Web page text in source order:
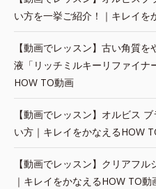
い方を一挙ご紹介！｜キレイを
【動画でレッスン】古い角質
液「リッチミルキーリファイナ
HOW TO動画
【動画でレッスン】オルビス
い方｜キレイをかなえるHOW
【動画でレッスン】クリアフ
｜キレイをかなえるHOW TO動